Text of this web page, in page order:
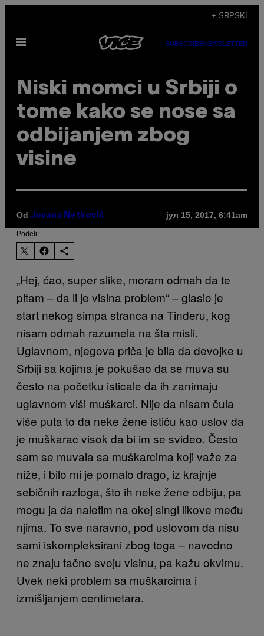
садржај
+ SRPSKI
Otvori
SUBSCRIBENEWSLETTER
Niski momci u Srbiji o
tome kako se nose sa
odbijanjem zbog
visine
Od Jovana Netković јул 15, 2017, 6:41am
Podeli:
„Hej, ćao, super slike, moram odmah da te
pitam – da li je visina problem“ – glasio je
start nekog simpa stranca na Tinderu, kog
nisam odmah razumela na šta misli.
Uglavnom, njegova priča je bila da devojke u
Srbiji sa kojima je pokušao da se muva su
često na početku isticale da ih zanimaju
uglavnom viši muškarci. Nije da nisam čula
više puta to da neke žene ističu kao uslov da
je muškarac visok da bi im se svideo. Često
sam se muvala sa muškarcima koji važe za
niže, i bilo mi je pomalo drago, iz krajnje
sebičnih razloga, što ih neke žene odbiju, pa
mogu ja da naletim na okej singl likove među
njima. To sve naravno, pod uslovom da nisu
sami iskompleksirani zbog toga – navodno
ne znaju tačno svoju visinu, pa kažu okvirnu.
Uvek neki problem sa muškarcima i
izmišljanjem centimetara.